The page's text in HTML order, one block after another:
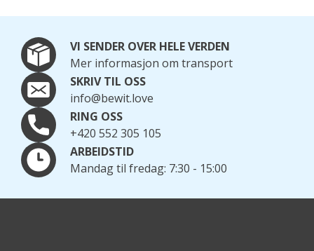
VI SENDER OVER HELE VERDEN
Mer informasjon om transport
SKRIV TIL OSS
info@bewit.love
RING OSS
+420 552 305 105
ARBEIDSTID
Mandag til fredag: 7:30 - 15:00